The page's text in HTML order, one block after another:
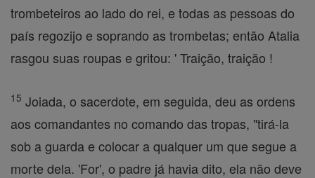
trombeteiros ao lado do rei, e todas as pessoas do
país regozijo e soprando as trombetas; então Atalia
rasgou suas roupas e gritou: ' Traição, traição !
15 Joiada, o sacerdote, em seguida, deu as ordens
aos comandantes no comando das tropas, "tirá-la
sob a guarda e colocar a qualquer um que segue a
morte dela. 'For', o padre já havia dito, ela não deve